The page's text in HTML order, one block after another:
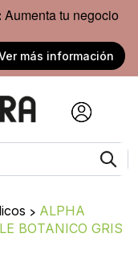
Aumenta tu negocio
más información
> ALPHA
BOTANICO GRIS